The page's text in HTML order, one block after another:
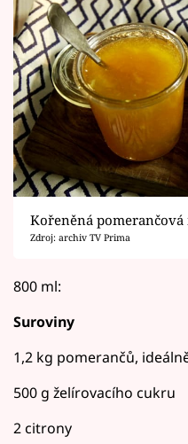
Kořeněná pomerančová
Zdroj: archiv TV Prima
800 ml:
Suroviny
1,2 kg pomerančů,
500 g želírovacího cukru
2 citrony